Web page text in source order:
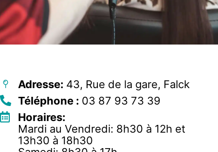
Adresse: 43, Rue de la gare, Falck
Téléphone : 03 87 93 73 39
Horaires:
Mardi au Vendredi: 8h30 à 12h et
13h30 à 18h30